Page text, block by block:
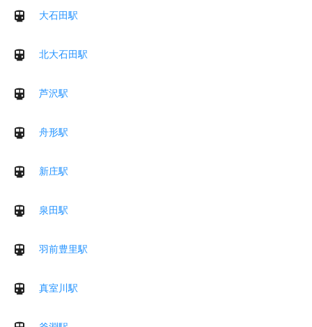
大石田駅
北大石田駅
芦沢駅
舟形駅
新庄駅
泉田駅
羽前豊里駅
真室川駅